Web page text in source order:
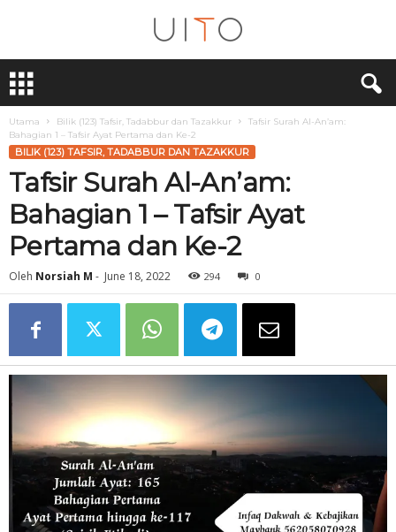
T
Utama Bilik (123) Tafsir, Tadabbur dan Tazakkur
Tafsir Surah Al-An’am:
Bahagian 1 – Tafsir Ayat Pertama dan Ke-2
BILIK (123) TAFSIR, TADABBUR DAN TAZAKKUR
Tafsir Surah Al-An’am:
Bahagian 1 – Tafsir Ayat
Pertama dan Ke-2
Oleh Norsiah M - June 18, 2022 294 0